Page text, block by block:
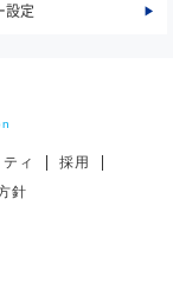
設定
ィ
採用
針